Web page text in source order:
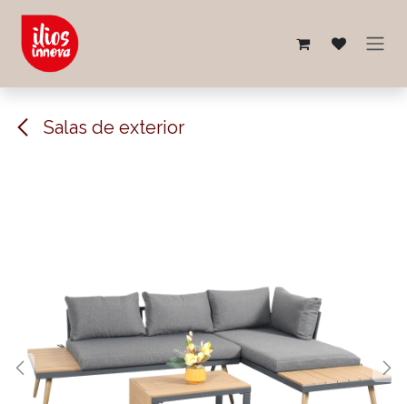
Ir al contenido
Salas de exterior